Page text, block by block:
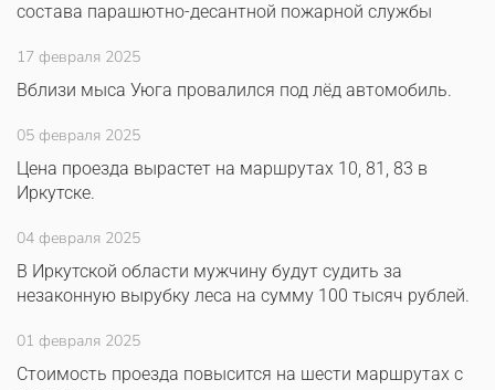
состава парашютно-десантной пожарной службы
17 февраля 2025
Вблизи мыса Уюга провалился под лёд автомобиль.
05 февраля 2025
Цена проезда вырастет на маршрутах 10, 81, 83 в
Иркутске.
04 февраля 2025
В Иркутской области мужчину будут судить за
незаконную вырубку леса на сумму 100 тысяч рублей.
01 февраля 2025
Стоимость проезда повысится на шести маршрутах с